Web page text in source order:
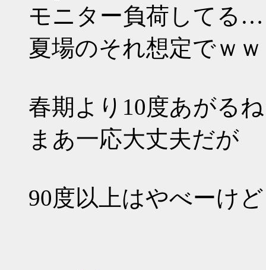
モニター負荷してる…
夏場のそれ想定でｗ
春期より10度あがる
まあ一応大丈夫だが
90度以上はやべーけど